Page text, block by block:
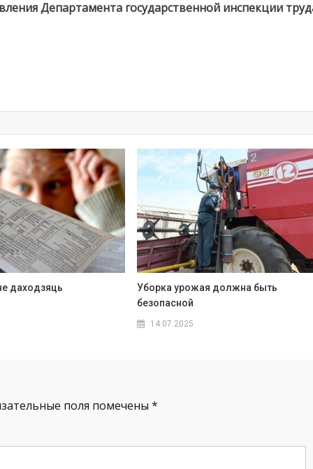
Департамента государственной инспекции
даходзяць
Уборка урожая должна быть
безопасной
14.07.2025
поля помечены *